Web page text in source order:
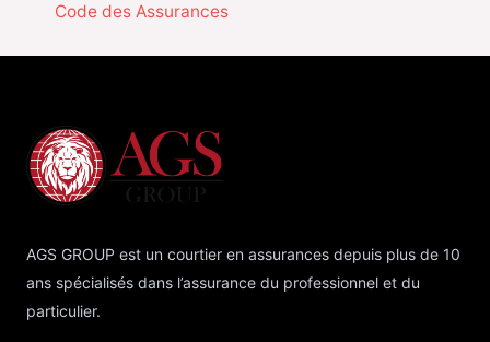
Code des Assurances
AGS GROUP est un courtier en assurances depuis plus de 10
ans spécialisés dans l’assurance du professionnel et du
particulier.